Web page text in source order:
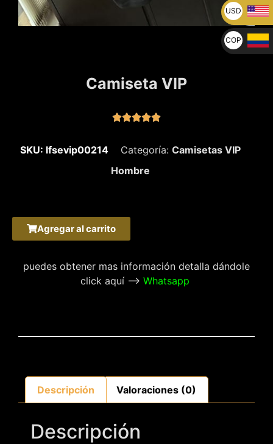
Camiseta VIP

SKU: lfsevip00214 Categoría: Camisetas VIP
Hombre
Agregar al carrito
puedes obtener mas información detalla dándole
click aquí –> Whatsapp
Descripción Valoraciones (0)
Descripción
USD
U$
COP
$